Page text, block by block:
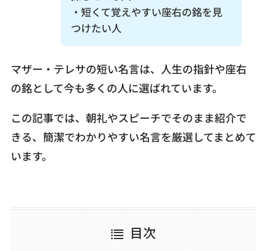
・短くて覚えやすい座右の銘を見
つけたい人
マザー・テレサの短い名言は、人生の指針や座右
の銘として今も多くの人に選ばれています。
この記事では、朝礼やスピーチでそのまま紹介で
きる、簡潔でわかりやすい名言を厳選してまとめて
います。
目次